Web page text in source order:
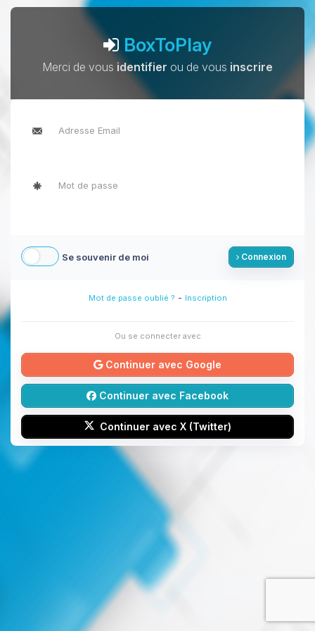
BoxToPlay
Merci de vous identifier ou de vous inscrire
Se souvenir de moi Connexion
Mot de passe oublié ? - Inscription
Ou se connecter avec
Continuer avec Google
Continuer avec Facebook
Continuer avec X (Twitter)